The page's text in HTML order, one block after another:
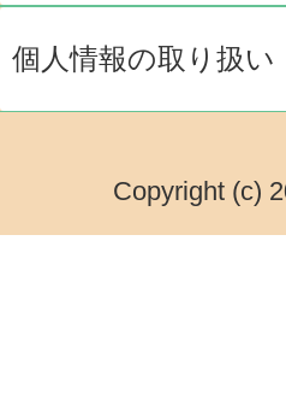
個人情報の取り扱い
Copyright (c)